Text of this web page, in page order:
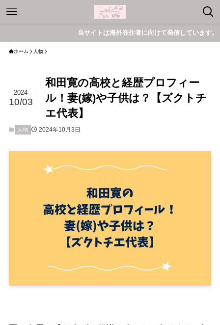
当サイトは海外在住者に向けて発信しています。
ホーム 人物
和田寛の高校と経歴プロフィー
ル！妻(嫁)や子供は？【ズクトチ
エ代表】
2024
10/03
人物 2024年10月3日